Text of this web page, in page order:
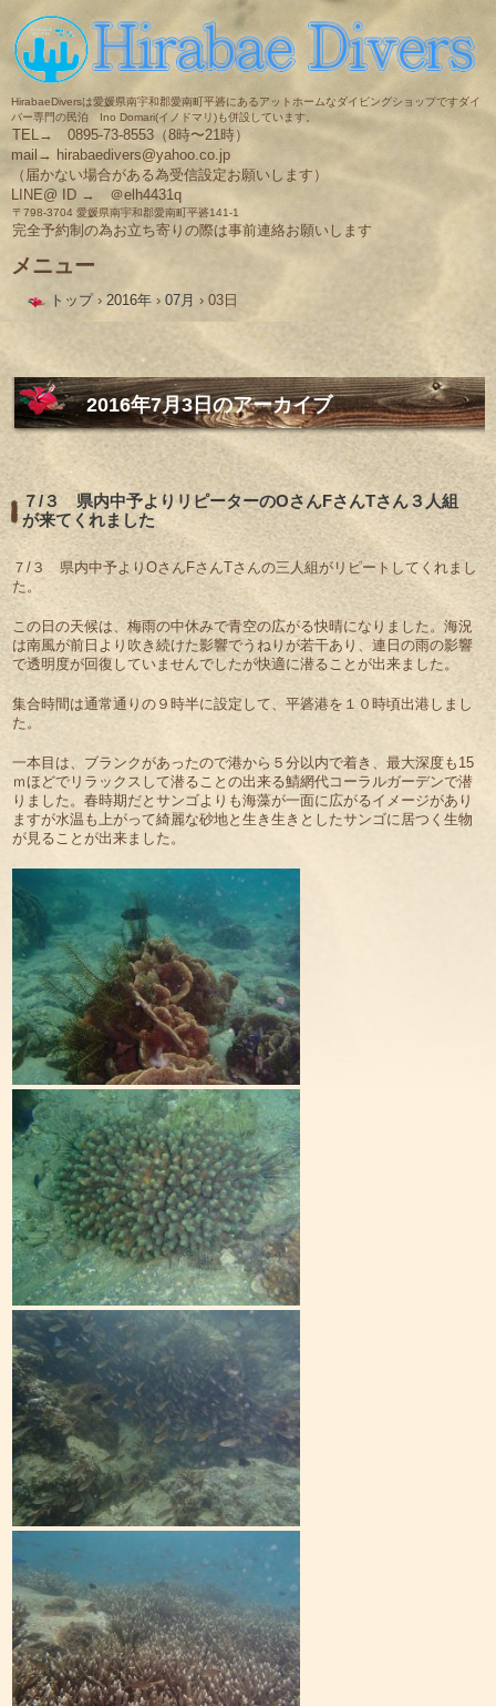
HirabaeDiversは愛媛県南宇和郡愛南町平碆にあるアットホームなダイビングショップですダイ
バー専門の民泊 Ino Domari(イノドマリ)も併設しています。
TEL→ 0895-73-8553（8時〜21時）
mail→ hirabaedivers@yahoo.co.jp
（届かない場合がある為受信設定お願いします）
LINE@ ID → ＠elh4431q
〒798-3704 愛媛県南宇和郡愛南町平碆141-1
完全予約制の為お立ち寄りの際は事前連絡お願いします
メニュー
へ
ス
キ
ッ
プ
トップ › 2016年 › 07月 › 03日
2016年7月3日のアーカイブ
７/３ 県内中予よりリピーターのOさんFさんTさん３人組
が来てくれました
７/３ 県内中予よりOさんFさんTさんの三人組がリピートしてくれまし
た。
この日の天候は、梅雨の中休みで青空の広がる快晴になりました。海況
は南風が前日より吹き続けた影響でうねりが若干あり、連日の雨の影響
で透明度が回復していませんでしたが快適に潜ることが出来ました。
集合時間は通常通りの９時半に設定して、平碆港を１０時頃出港しまし
た。
一本目は、ブランクがあったので港から５分以内で着き、最大深度も15
ｍほどでリラックスして潜ることの出来る鯖網代コーラルガーデンで潜
りました。春時期だとサンゴよりも海藻が一面に広がるイメージがあり
ますが水温も上がって綺麗な砂地と生き生きとしたサンゴに居つく生物
が見ることが出来ました。